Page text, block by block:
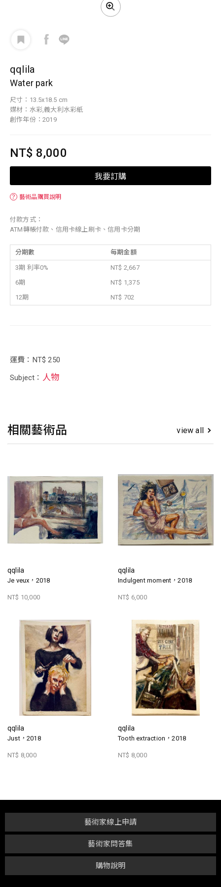
qqlila
Water park
尺寸：13.5x18.5 cm
媒材：水彩,義大利水彩紙
創作年份：2019
NT$ 8,000
我要訂購
？ 藝術品購買說明
付款方式：
ATM轉帳付款、信用卡線上刷卡、信用卡分期
分期數 每期金額
3期 利率0%
NT$ 2,667
6期
NT$ 1,375
12期
NT$ 702
運費：NT$ 250
Subject： 人物
相關藝術品 view all
qqlila
Je veux，2018
NT$ 10,000
qqlila
Indulgent moment，2018
NT$ 6,000
qqlila
Just，2018
NT$ 8,000
qqlila
Tooth extraction，2018
NT$ 8,000
購物說明
藝術家問答集
藝術家線上申請